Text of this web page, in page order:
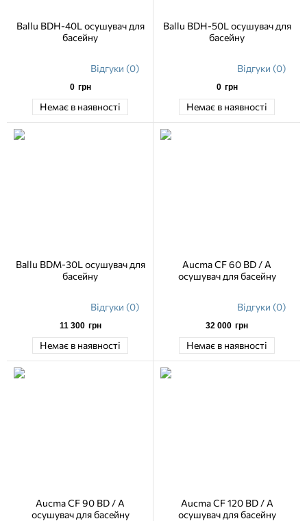
Ballu BDH-40L осушувач для
басейну
Відгуки (0)
0 грн
Немає в наявності
Ballu BDH-50L осушувач для
басейну
Відгуки (0)
0 грн
Немає в наявності
Ballu BDM-30L осушувач для
басейну
Відгуки (0)
11 300 грн
Немає в наявності
Aucma CF 60 BD / A
осушувач для басейну
Відгуки (0)
32 000 грн
Немає в наявності
Aucma CF 90 BD / A
осушувач для басейну
Aucma CF 120 BD / A
осушувач для басейну